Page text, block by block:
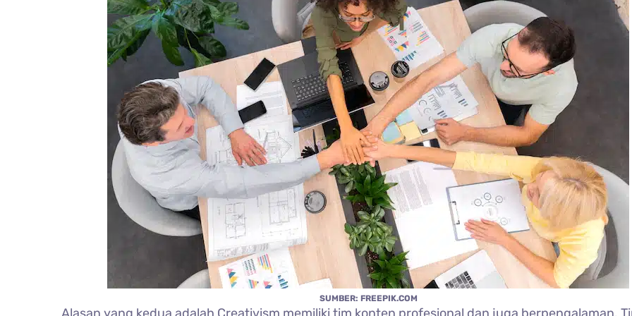
SUMBER: FREEPIK.COM
Alasan yang kedua adalah Creativism memiliki tim konten profesional dan juga berpengalaman.